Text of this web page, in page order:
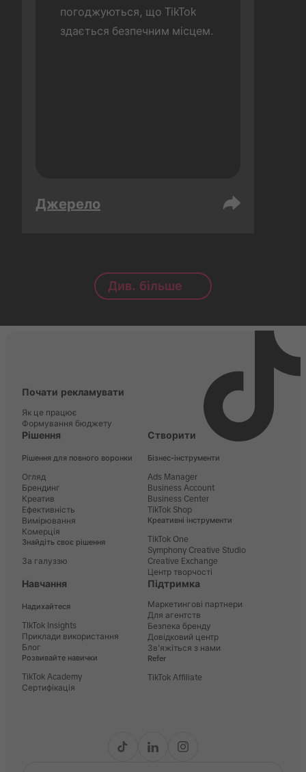
погоджуються, що TikTok
здається безпечним місцем.
Джерело
Див. більше
Почати рекламувати
Як це працює
Формування бюджету
Рішення
Рішення для повного воронки
Огляд
Брендинг
Креатив
Ефективність
Вимірювання
Комерція
Знайдіть своє рішення
За галуззю
Створити
Бізнес-інструменти
Ads Manager
Business Account
Business Center
TikTok Shop
Креативні інструменти
TikTok One
Symphony Creative Studio
Creative Exchange
Центр творчості
Навчання
Надихайтеся
TIkTok Insights
Приклади використання
Блог
Розвивайте навички
TikTok Academy
Сертифікація
Підтримка
Маркетингові партнери
Для агентств
Безпека бренду
Довідковий центр
Зв'яжіться з нами
Refer
TikTok Affiliate